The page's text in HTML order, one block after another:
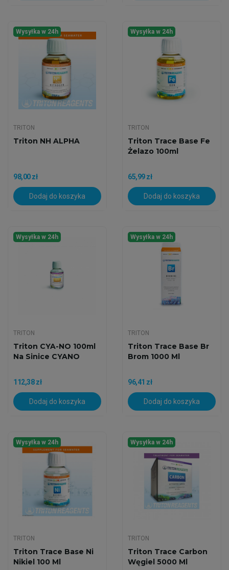
Wysyłka w 24h
TRITON
Triton NH ALPHA
98,00 zł
Dodaj do koszyka
Wysyłka w 24h
TRITON
Triton Trace Base Fe
Żelazo 100ml
65,99 zł
Dodaj do koszyka
Wysyłka w 24h
TRITON
Triton CYA-NO 100ml
Na Sinice CYANO
112,38 zł
Dodaj do koszyka
Wysyłka w 24h
TRITON
Triton Trace Base Br
Brom 1000 Ml
96,41 zł
Dodaj do koszyka
Wysyłka w 24h
TRITON
Triton Trace Base Ni
Nikiel 100 Ml
Wysyłka w 24h
TRITON
Triton Trace Carbon
Węgiel 5000 Ml